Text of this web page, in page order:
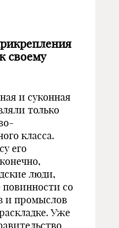
своему
и суконная
только
класса.
его
люди,
со
и промыслов
Уже